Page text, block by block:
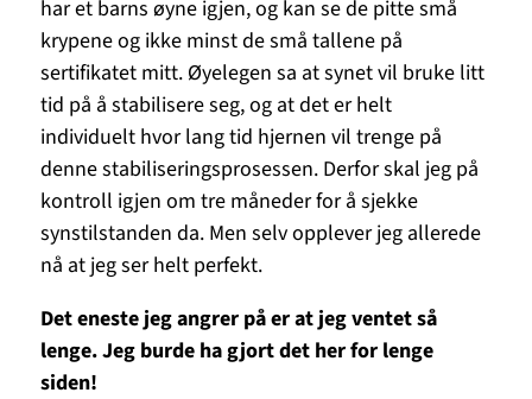
har et barns øyne igjen, og kan se de pitte små
krypene og ikke minst de små tallene på
sertifikatet mitt. Øyelegen sa at synet vil bruke litt
tid på å stabilisere seg, og at det er helt
individuelt hvor lang tid hjernen vil trenge på
denne stabiliseringsprosessen. Derfor skal jeg på
kontroll igjen om tre måneder for å sjekke
synstilstanden da. Men selv opplever jeg allerede
nå at jeg ser helt perfekt.
Det eneste jeg angrer på er at jeg ventet så
lenge. Jeg burde ha gjort det her for lenge
siden!